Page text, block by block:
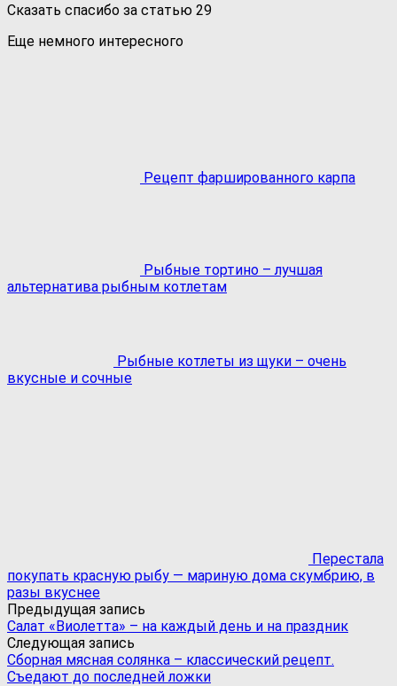
Сказать спасибо за статью 29
Еще немного интересного
Рецепт фаршированного карпа
Рыбные тортино – лучшая
альтернатива рыбным котлетам
Рыбные котлеты из щуки – очень
вкусные и сочные
Перестала
покупать красную рыбу ― мариную дома скумбрию, в
разы вкуснее
Предыдущая запись
Салат «Виолетта» – на каждый день и на праздник
Следующая запись
Сборная мясная солянка – классический рецепт.
Съедают до последней ложки